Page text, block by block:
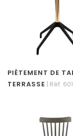
PIÈTEMENT DE
TERRASSE | Réf.